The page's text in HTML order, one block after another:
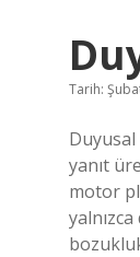
Tarih:
yanıt
motor